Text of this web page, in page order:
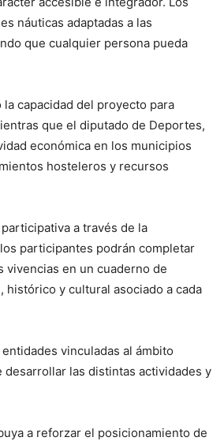
náuticas adaptadas a las
que cualquier persona pueda
capacidad del proyecto para
que el diputado de Deportes,
económica en los municipios
hosteleros y recursos
a través de la
participantes podrán completar
en un cuaderno de
y cultural asociado a cada
vinculadas al ámbito
las distintas actividades y
a reforzar el posicionamiento de